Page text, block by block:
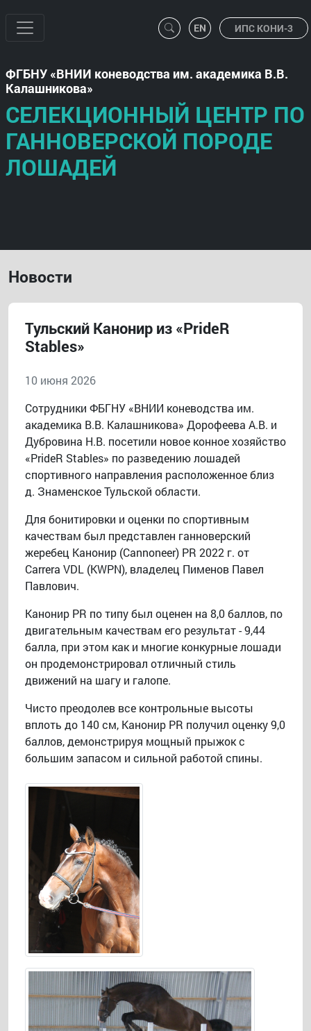
ИПС КОНИ-3
ФГБНУ
ВНИИ коневодства им. академика В.В.
Калашникова
СЕЛЕКЦИОННЫЙ ЦЕНТР ПО
ГАННОВЕРСКОЙ ПОРОДЕ
ЛОШАДЕЙ
Новости
Тульский Канонир из «PrideR
Stables»
10 июня 2026
Сотрудники ФБГНУ «ВНИИ коневодства им.
академика В.В. Калашникова» Дорофеева А.В. и
Дубровина Н.В. посетили новое конное хозяйство
«PrideR Stables» по разведению лошадей
спортивного направления расположенное близ
д. Знаменское Тульской области.
Для бонитировки и оценки по спортивным
качествам был представлен ганноверский
жеребец Канонир (Cannoneer) PR 2022 г. от
Carrera VDL (KWPN), владелец Пименов Павел
Павлович.
Канонир PR по типу был оценен на 8,0 баллов, по
двигательным качествам его результат - 9,44
балла, при этом как и многие конкурные лошади
он продемонстрировал отличный стиль
движений на шагу и галопе.
Чисто преодолев все контрольные высоты
вплоть до 140 см, Канонир PR получил оценку 9,0
баллов, демонстрируя мощный прыжок с
большим запасом и сильной работой спины.